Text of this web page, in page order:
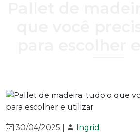
30/04/2025 | Ingrid